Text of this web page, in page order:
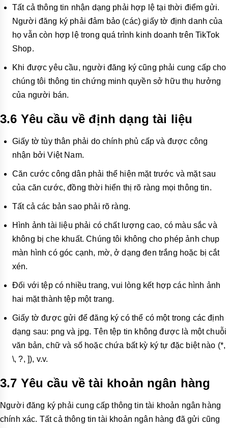
Tất cả thông tin nhận dạng phải hợp lệ tại thời điểm gửi.
Người đăng ký phải đảm bảo (các) giấy tờ định danh của
họ vẫn còn hợp lệ trong quá trình kinh doanh trên TikTok
Shop.
Khi được yêu cầu, người đăng ký cũng phải cung cấp cho
chúng tôi thông tin chứng minh quyền sở hữu thụ hưởng
của người bán.
3.6 Yêu cầu về định dạng tài liệu
Giấy tờ tùy thân phải do chính phủ cấp và được công
nhận bởi Việt Nam.
Căn cước công dân phải thể hiện mặt trước và mặt sau
của căn cước, đồng thời hiển thị rõ ràng mọi thông tin.
Tất cả các bản sao phải rõ ràng.
Hình ảnh tài liệu phải có chất lượng cao, có màu sắc và
không bị che khuất. Chúng tôi không cho phép ảnh chụp
màn hình có góc cạnh, mờ, ở dạng đen trắng hoặc bị cắt
xén.
Đối với tệp có nhiều trang, vui lòng kết hợp các hình ảnh
hai mặt thành tệp một trang.
Giấy tờ được gửi để đăng ký có thể có một trong các định
dạng sau: png và jpg. Tên tệp tin không được là một chuỗi
văn bản, chữ và số hoặc chứa bất kỳ ký tự đặc biệt nào (*,
\, ?, ]), v.v.
3.7 Yêu cầu về tài khoản ngân hàng
Người đăng ký phải cung cấp thông tin tài khoản ngân hàng
chính xác. Tất cả thông tin tài khoản ngân hàng đã gửi cũng